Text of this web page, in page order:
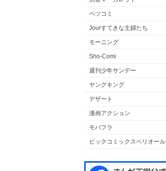
ベツコミ
Jourすてきな主婦たち
モーニング
Sho-Comi
週刊少年サンデー
ヤングキング
デザート
漫画アクション
モバフラ
ビックコミックスペリオール